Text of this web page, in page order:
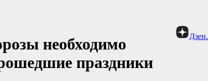
необходимо
праздники